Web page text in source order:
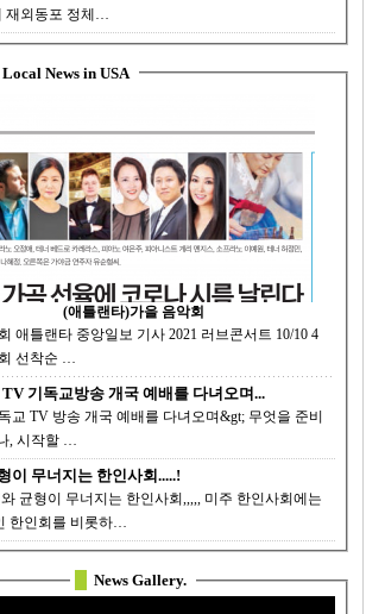
재외동포 정체…
News in USA
(애틀랜타)가을 음악회
타 중앙일보 기사 2021 러브콘서트 10/10 4
시 좋은교회 선착순 …
기독교방송 개국 예배를 다녀오며...
TV 방송 개국 예배를 다녀오며&gt; 무엇을 준비
, 시작할 …
이 무너지는 한인사회.....!
이 무너지는 한인사회,,,,, 미주 한인사회에는
한인회를 비롯하…
News Gallery.